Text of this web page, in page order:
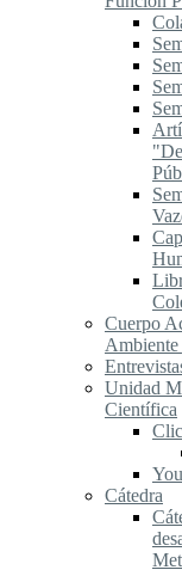
Cuerpo
Ambiente
Unidad
Científica
Cátedra